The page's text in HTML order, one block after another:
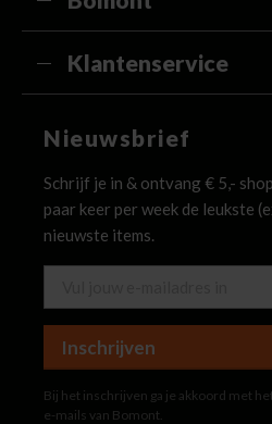
Klantenservice
Nieuwsbrief
Schrijf je in & ontvang € 5,-
paar keer per week de leukste
nieuwste items.
Inschrijven
Bij het inschrijven ga je akkoord met
e-mails van Bomont.